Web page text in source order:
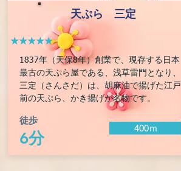
​天ぷら 三定
★★★★★
1837年（天保8年）創業で、現存する日本
最古の天ぷら屋である、浅草雷門となり、
三定（さんさだ）は、胡麻油で揚げた江戸
前の天ぷら、かき揚げが名物です。
徒歩
6分
400ｍ